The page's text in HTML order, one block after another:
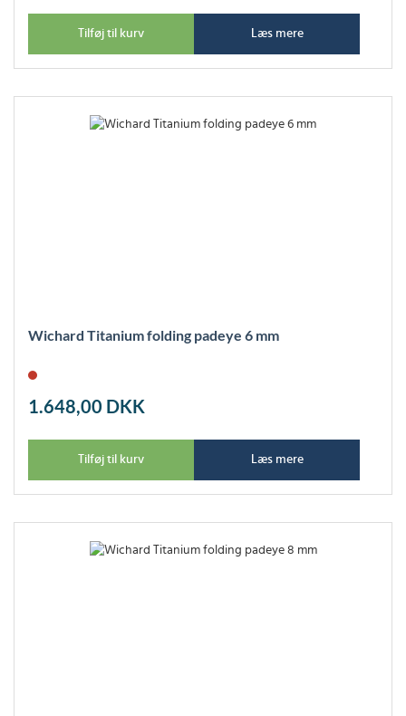
Tilføj til kurv Læs mere
Wichard Titanium folding padeye 6 mm
1.648,00 DKK
Tilføj til kurv Læs mere